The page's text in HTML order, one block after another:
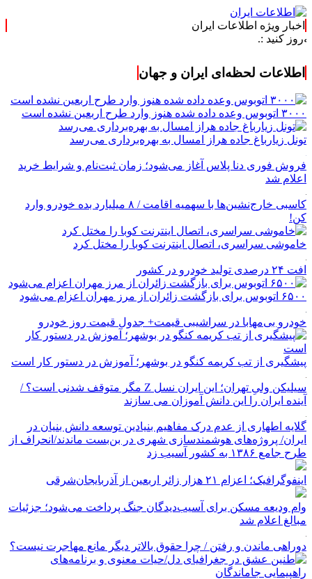
اخبار ویژه اطلاعات ایران
اطلاعات لحظه‌ای ایران و جهان
۳۰۰۰ اتوبوس وعده داده شده هنوز وارد طرح اربعین نشده است
تونل زیارباغ جاده هراز امسال به بهره‌برداری می‌رسد
فروش فوری دنا پلاس آغاز می‌شود؛ زمان ثبت‌نام و شرایط خرید
اعلام شد
کاسبی خارج‌نشین‌ها با سهمیه اقامت / ۸ میلیارد بده خودرو وارد
کن!
خاموشی سراسری، اتصال اینترنت کوبا را مختل کرد
افت ۲۴ درصدی تولید خودرو در کشور
۶۵۰۰ اتوبوس برای بازگشت زائران از مرز مهران اعزام می‌شود
خودرو بی‌مهابا در سراشیبی قیمت+ جدول قیمت روز خودرو
پیشگیری از تب کریمه کنگو در بوشهر؛ آموزش در دستور کار است
سیلیکن ولیِ تهران؛ این ایران نسل Z مگر متوقف شدنی است؟ /
آینده ایران را این دانش آموزان می سازند
گلایه اطهاری از عدم درک مفاهیم بنیادین توسعه دانش بنیان در
ایران/ پروژه‌های هوشمندسازی شهری در بن‌بست ماندند/انحراف از
طرح جامع ۱۳۸۶ به کشور آسیب زد
اینفوگرافیک؛ اعزام ۲۱ هزار زائر اربعین از آذربایجان‌شرقی
وام ودیعه مسکن برای آسیب‌دیدگان جنگ پرداخت می‌شود؛ جزئیات
مبالغ اعلام شد
دوراهی ماندن و رفتن / چرا حقوق بالاتر دیگر مانع مهاجرت نیست؟